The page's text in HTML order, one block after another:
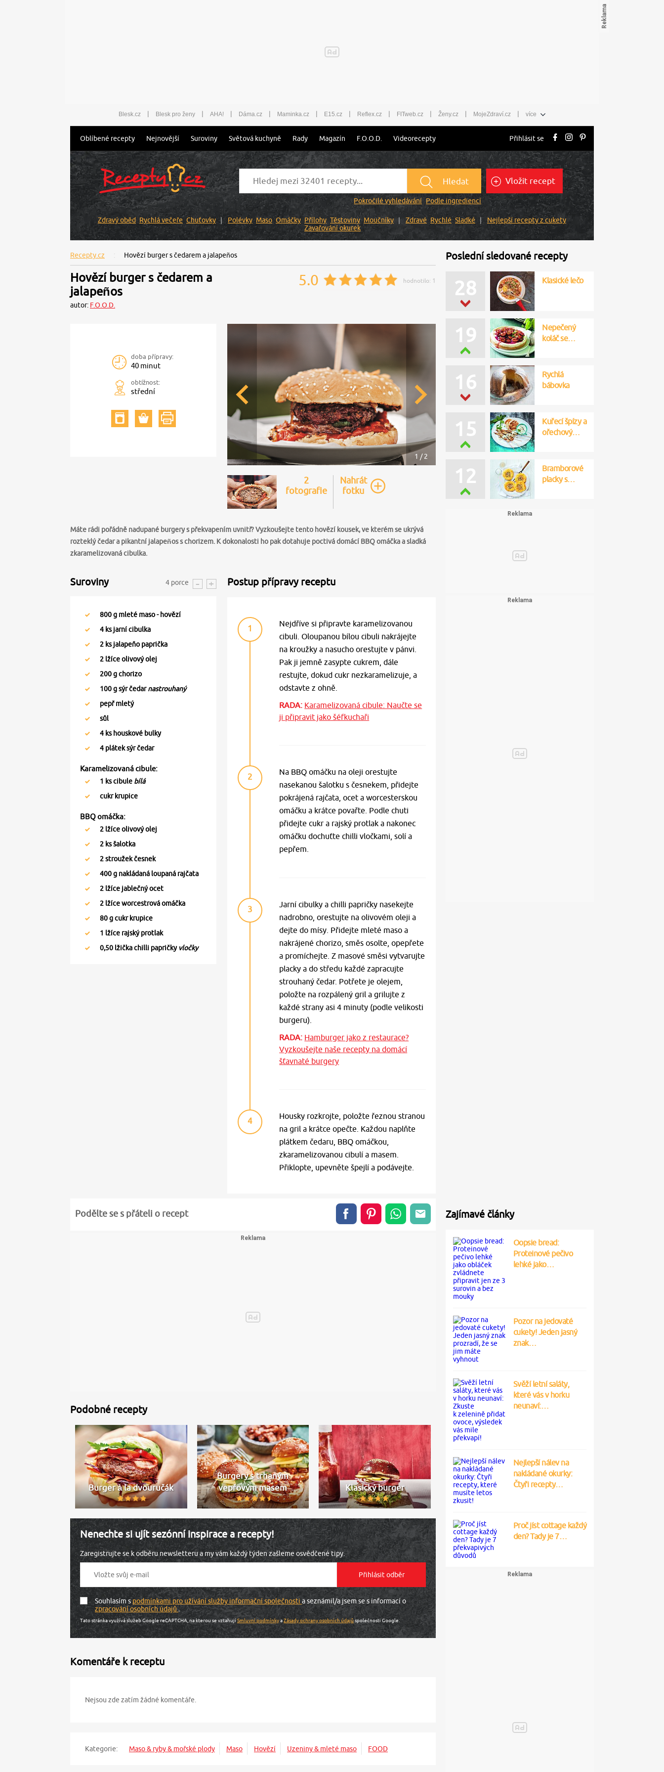
Blesk.cz | Blesk pro ženy | AHA! | Dáma.cz | Maminka.cz | E15.cz | Reflex.cz | FITweb.cz | Ženy.cz | MojeZdraví.cz | více
Oblíbené recepty Nejnovější Suroviny Světová kuchyně Rady Magazín F.O.O.D. Videorecepty Přihlásit se
Hledat
Pokročilé vyhledávání Podle ingrediencí
Vložit recept
Zdravý oběd Rychlá večeře Chuťovky Polévky Maso Omáčky Přílohy Těstoviny Moučníky Zdravé Rychlé Sladké
Nejlepší recepty z cukety
Zavařování okurek
Recepty.cz Hovězí burger s čedarem a jalapeños
Hovězí burger s čedarem a
jalapeños
autor: F.O.O.D.
5.0 hodnotilo: 1
doba přípravy:
40 minut
obtížnost:
střední
1 / 2
2
fotografie
Nahrát
fotku
Máte rádi pořádně nadupané burgery s překvapením uvnitř? Vyzkoušejte tento hovězí kousek, ve kterém se ukrývá
rozteklý čedar a pikantní jalapeños s chorizem. K dokonalosti ho pak dotahuje poctivá domácí BBQ omáčka a sladká
zkaramelizovaná cibulka.
Suroviny 4 porce
800g mleté maso - hovězí
4 ks jarní cibulka
2 ks jalapeňo paprička
2 lžíce olivový olej
200g chorizo
100g sýr čedarnastrouhaný
pepř mletý
sůl
4 ks houskové bulky
4 plátek sýr čedar
Karamelizovaná cibule:
1 ks cibule bílá
cukr krupice
BBQ omáčka:
2 lžíce olivový olej
2 ks šalotka
2stroužek česnek
400g nakládaná loupaná rajčata
2 lžíce jablečný ocet
2 lžíce worcestrová omáčka
80g cukr krupice
1 lžíce rajský protlak
0,50 lžička chilli papričky vločky
Postup přípravy receptu
1
Nejdříve si připravte karamelizovanou
cibuli. Oloupanou bílou cibuli nakrájejte
na kroužky a nasucho orestujte v pánvi.
Pak ji jemně zasypte cukrem, dále
restujte, dokud cukr nezkaramelizuje, a
odstavte z ohně.
RADA: Karamelizovaná cibule: Naučte se
ji připravit jako šéfkuchaři
2
Na BBQ omáčku na oleji orestujte
nasekanou šalotku s česnekem, přidejte
pokrájená rajčata, ocet a worcesterskou
omáčku a krátce povařte. Podle chuti
přidejte cukr a rajský protlak a nakonec
omáčku dochuťte chilli vločkami, solí a
pepřem.
3
Jarní cibulky a chilli papričky nasekejte
nadrobno, orestujte na olivovém oleji a
dejte do mísy. Přidejte mleté maso a
nakrájené chorizo, směs osolte, opepřete
a promíchejte. Z masové směsi vytvarujte
placky a do středu každé zapracujte
strouhaný čedar. Potřete je olejem,
položte na rozpálený gril a grilujte z
každé strany asi 4 minuty (podle velikosti
burgeru).
RADA: Hamburger jako z restaurace?
Vyzkoušejte naše recepty na domácí
šťavnaté burgery
4
Housky rozkrojte, položte řeznou stranou
na gril a krátce opečte. Každou naplňte
plátkem čedaru, BBQ omáčkou,
zkaramelizovanou cibulí a masem.
Přiklopte, upevněte špejlí a podávejte.
Podělte se s přáteli o recept
Podobné recepty
Burger à la dvouručák
Burgery s trhaným
vepřovým masem
Klasický burger
Nenechte si ujít sezónní inspirace a recepty!
Zaregistrujte se k odběru newsletteru a my vám každý týden zašleme osvědčené tipy.
Souhlasím spodmínkami pro užívání služby informační společnosti a seznámil/a jsem se s informací o
zpracování osobních údajů.
Tato stránka využívá služeb Google reCAPTCHA, na kterou se vztahujíSmluvní podmínkyaZásady ochrany osobních údajůspolečnosti Google.
Komentáře k receptu
Nejsou zde zatím žádné komentáře.
Kategorie: Maso & ryby & mořské plody Maso Hovězí Uzeniny & mleté maso FOOD
Poslední sledované recepty
28 Klasické lečo
19
Nepečený
koláč se…
16
Rychlá
bábovka
15
Kuřecí špízy a
ořechový…
12
Bramborové
placky s…
Zajímavé články
Oopsie bread:
Proteinové pečivo
lehké jako…
Pozor na jedovaté
cukety! Jeden jasný
znak…
Svěží letní saláty,
které vás v horku
neunaví:…
Nejlepší nálev na
nakládané okurky:
Čtyři recepty…
Proč jíst cottage každý
den? Tady je 7…